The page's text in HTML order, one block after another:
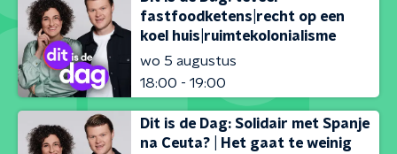
fastfoodketens|recht op een
koel huis|ruimtekolonialisme
wo 5 augustus
18:00 - 19:00
Dit is de Dag: Solidair met Spanje
na Ceuta? | Het gaat te weinig